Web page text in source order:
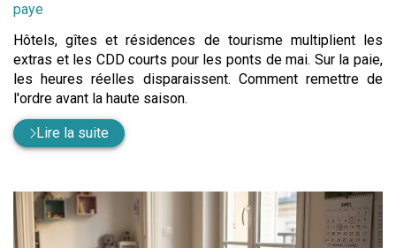
paye
Hôtels, gîtes et résidences de tourisme multiplient les
extras et les CDD courts pour les ponts de mai. Sur la paie,
les heures réelles disparaissent. Comment remettre de
l'ordre avant la haute saison.
Lire la suite